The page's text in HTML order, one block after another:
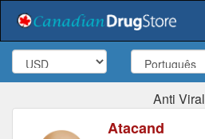
Anti Viral
Atacand